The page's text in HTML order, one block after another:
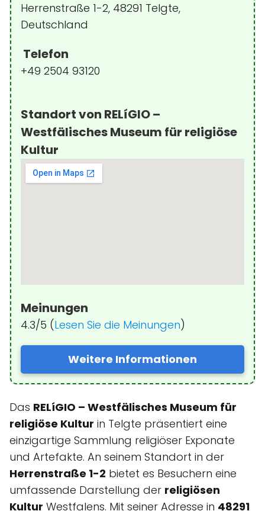
Herrenstraße 1-2, 48291 Telgte,
Deutschland
Telefon
+49 2504 93120
Standort von RELíGIO –
Westfälisches Museum für religiöse
Kultur
Meinungen
4.3/5 (Lesen Sie die Meinungen)
Weitere Informationen
Das RELíGIO – Westfälisches Museum für
religiöse Kultur in Telgte präsentiert eine
einzigartige Sammlung religiöser Exponate
und Artefakte. An seinem Standort in der
Herrenstraße 1-2 bietet es Besuchern eine
umfassende Darstellung der religiösen
Kultur Westfalens. Mit seiner Adresse in 48291